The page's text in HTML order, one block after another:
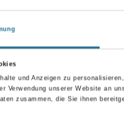
und Anzeigen zu
Verwendung unserer Website an
zusammen, die Sie ihnen